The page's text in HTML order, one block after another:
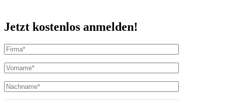
Jetzt kostenlos anmelden!